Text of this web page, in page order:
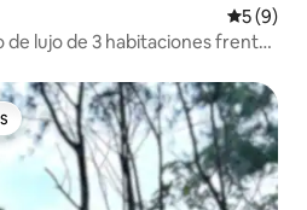
5 (9)
lujo de 3 habitaciones frente